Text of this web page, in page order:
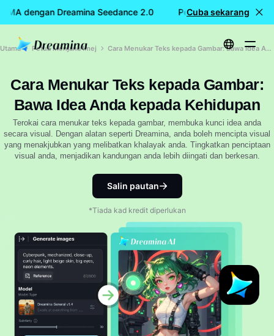
dengan Dreamina Seedance 2.0 Penciptaan video
Cuba sekarang
Utama Petua Menjana Imej Cara Menukar Teks kepada Gambar: Bawa Idea Anda kepada Kehidupan
Cara Menukar Teks kepada Gambar:
Bawa Idea Anda kepada Kehidupan
Terokai cara menukar teks kepada gambar, membuka kunci idea anda
secara visual. Dengan alatan seperti Dreamina, anda boleh mencipta visual
yang menakjubkan yang melibatkan khalayak anda. Tingkatkan penciptaan
visual anda, menjadikan kandungan anda lebih diingati dan berkesan.
Salin pautan
*Tiada kad kredit diperlukan